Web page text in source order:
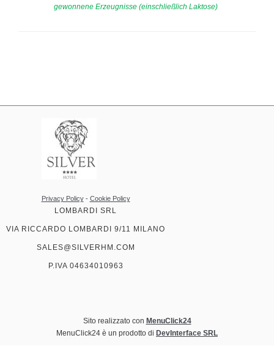
gewonnene Erzeugnisse (einschließlich Laktose)
Privacy Policy- Cookie Policy
LOMBARDI SRL
VIA RICCARDO LOMBARDI 9/11 MILANO
SALES@SILVERHM.COM
P.IVA 04634010963
Sito realizzato con MenuClick24
MenuClick24 è un prodotto di DevInterface SRL